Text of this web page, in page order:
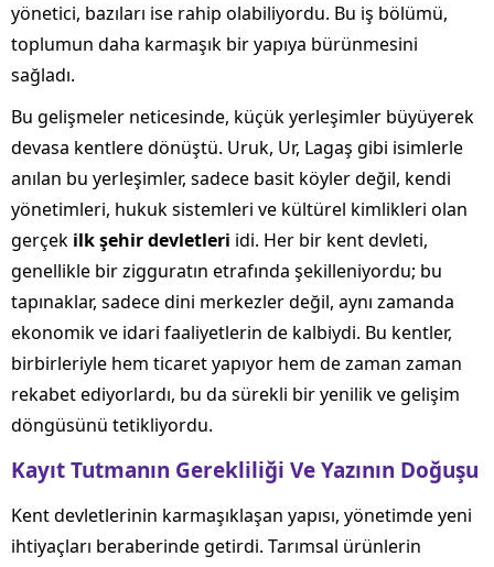
yönetici, bazıları ise rahip olabiliyordu. Bu iş bölümü,
toplumun daha karmaşık bir yapıya bürünmesini
sağladı.
Bu gelişmeler neticesinde, küçük yerleşimler büyüyerek
devasa kentlere dönüştü. Uruk, Ur, Lagaş gibi isimlerle
anılan bu yerleşimler, sadece basit köyler değil, kendi
yönetimleri, hukuk sistemleri ve kültürel kimlikleri olan
gerçek ilk şehir devletleri idi. Her bir kent devleti,
genellikle bir zigguratın etrafında şekilleniyordu; bu
tapınaklar, sadece dini merkezler değil, aynı zamanda
ekonomik ve idari faaliyetlerin de kalbiydi. Bu kentler,
birbirleriyle hem ticaret yapıyor hem de zaman zaman
rekabet ediyorlardı, bu da sürekli bir yenilik ve gelişim
döngüsünü tetikliyordu.
Kayıt Tutmanın Gerekliliği Ve Yazının Doğuşu
Kent devletlerinin karmaşıklaşan yapısı, yönetimde yeni
ihtiyaçları beraberinde getirdi. Tarımsal ürünlerin